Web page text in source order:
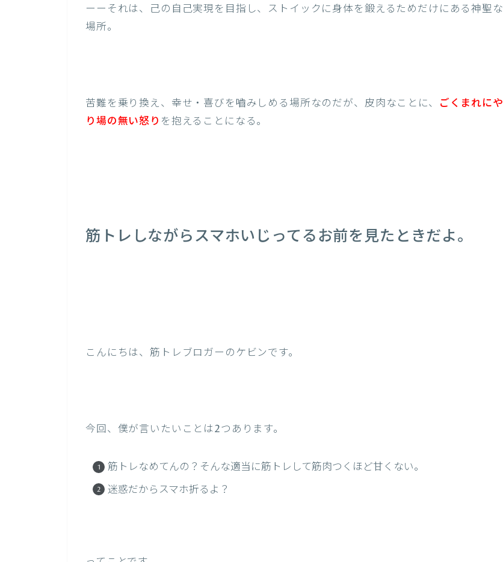
ーーそれは、己の自己実現を目指し、ストイックに身体を鍛えるためだけにある神聖な
場所。
苦難を乗り換え、幸せ・喜びを嚙みしめる場所なのだが、皮肉なことに、 ごくまれにや
り場の無い怒り を抱えることになる。
筋トレしながらスマホいじってるお前を見たときだよ。
こんにちは、筋トレブロガーのケビンです。
今回、僕が言いたいことは2つあります。
筋トレなめてんの？そんな適当に筋トレして筋肉つくほど甘くない。
迷惑だからスマホ折るよ？